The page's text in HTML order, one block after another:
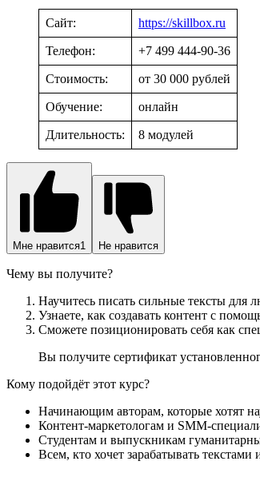
Сайт: https://skillbox.ru
Телефон: +7 499 444-90-36
Стоимость: от 30 000 рублей
Обучение: онлайн
Длительность: 8 модулей
Мне нравится1 Не нравится
Чему вы получите?
Научитесь писать сильные тексты для
Узнаете, как создавать контент с
Сможете позиционировать себя как
Вы получите сертификат
Кому подойдёт этот курс?
Начинающим авторам, которые хотят
Контент-маркетологам и SMM-
Студентам и выпускникам
Всем, кто хочет зарабатывать